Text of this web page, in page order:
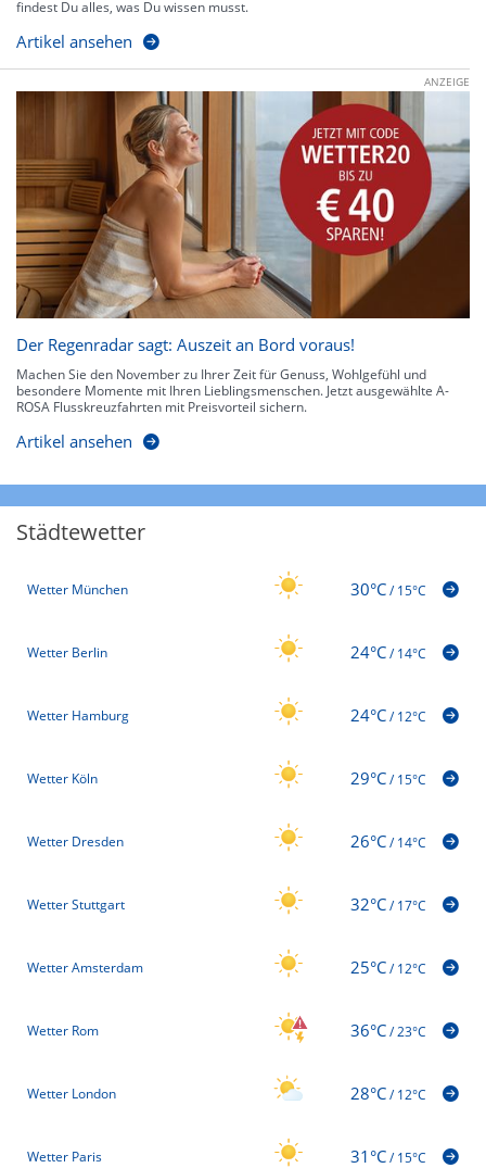
findest Du alles, was Du wissen musst.
Artikel ansehen
ANZEIGE
Der Regenradar sagt: Auszeit an Bord voraus!
Machen Sie den November zu Ihrer Zeit für Genuss, Wohlgefühl und
besondere Momente mit Ihren Lieblingsmenschen. Jetzt ausgewählte A-
ROSA Flusskreuzfahrten mit Preisvorteil sichern.
Artikel ansehen
Städtewetter
Wetter München 30°C/15°C
Wetter Berlin 24°C/14°C
Wetter Hamburg 24°C/12°C
Wetter Köln 29°C/15°C
Wetter Dresden 26°C/14°C
Wetter Stuttgart 32°C/17°C
Wetter Amsterdam 25°C/12°C
Wetter Rom 36°C/23°C
Wetter London 28°C/12°C
Wetter Paris 31°C/15°C